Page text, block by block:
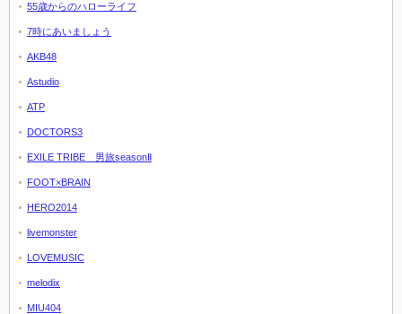
55歳からのハローライフ
7時にあいましょう
AKB48
Astudio
ATP
DOCTORS3
EXILE TRIBE 男旅seasonⅡ
FOOT×BRAIN
HERO2014
livemonster
LOVEMUSIC
melodix
MIU404